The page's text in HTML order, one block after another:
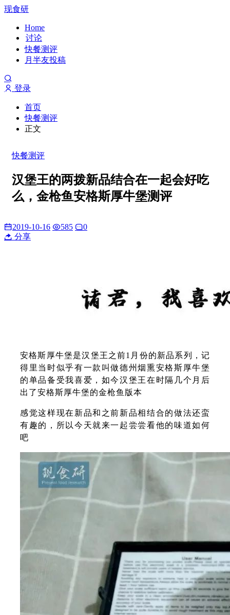
现食研
Home
讨论
快餐测评
月半友投稿
登录
首页
快餐测评
正文
快餐测评
汉堡王的两拨新品结合在一起会好吃
么，金枪鱼安格斯厚牛堡测评
2019-10-16 585
0
分享
安格斯厚牛堡是汉堡王之前1月份的新品系列，记
得里当时似乎有一款叫做德州烟熏安格斯厚牛堡
的单品备受我喜爱，如今汉堡王在时隔几个月后
出了安格斯厚牛堡的金枪鱼版本
感觉这样现在新品和之前新品相结合的做法还蛮
有趣的，所以今天就来一起尝尝看他的味道如何
吧